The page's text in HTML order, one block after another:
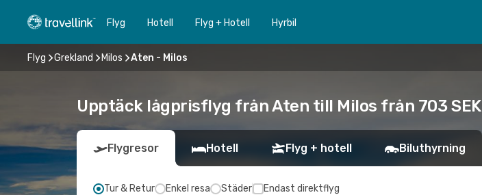
Flyg Hotell Flyg + Hotell Hyrbil
Flyg Grekland Milos Aten - Milos
Upptäck lågprisflyg från Aten till Milos från 703 SEK
Flygresor Hotell Flyg + hotell Biluthyrning
Tur & Retur Enkel resa Städer Endast direktflyg